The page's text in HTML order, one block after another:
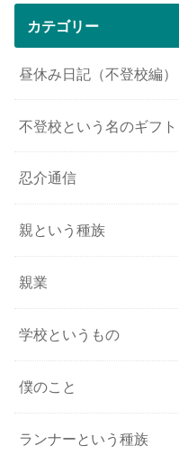
カテゴリー
昼休み日記（不登校編）
不登校という名のギフト
忍介通信
親という種族
親業
学校というもの
僕のこと
ランナーという種族